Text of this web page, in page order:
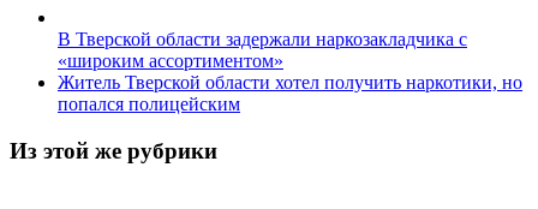
В Тверской области задержали наркозакладчика с
«широким ассортиментом»
Житель Тверской области хотел получить наркотики, но
попался полицейским
Из этой же рубрики